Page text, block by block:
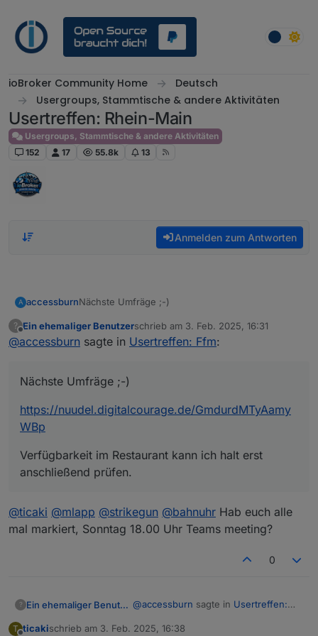
ioBroker Community Home
Deutsch
Usergroups, Stammtische & andere Aktivitäten
Usertreffen: Rhein-Main
Usergroups, Stammtische & andere Aktivitäten
152
17 55.8k 13
Anmelden zum Antworten
A accessburnNächste Umfräge ;-)
https://nuudel.digitalcourage.de/GmdurdMTyAamy
WBp
? Ein ehemaliger Benutzerschrieb am 3. Feb. 2025, 16:31
zuletzt editiert von
@accessburn sagte in Usertreffen: Ffm:
Nächste Umfräge ;-)
https://nuudel.digitalcourage.de/GmdurdMTyAamy
WBp
Verfügbarkeit im Restaurant kann ich halt erst
anschließend prüfen.
@ticaki @mlapp @strikegun @bahnuhr Hab euch alle
mal markiert, Sonntag 18.00 Uhr Teams meeting?
0
? Ein ehemaliger Benutzer @accessburn sagte in Usertreffen:
T ticakischrieb am 3. Feb. 2025, 16:38